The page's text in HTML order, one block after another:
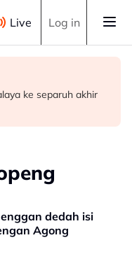
Live Log in
hari ini
jatuh kolam ikan
ke separuh akhir
dedah isi
Agong